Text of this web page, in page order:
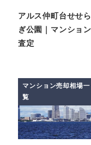
アルス仲町台せせら
ぎ公園｜マンション
査定
マンション売却相場一
覧